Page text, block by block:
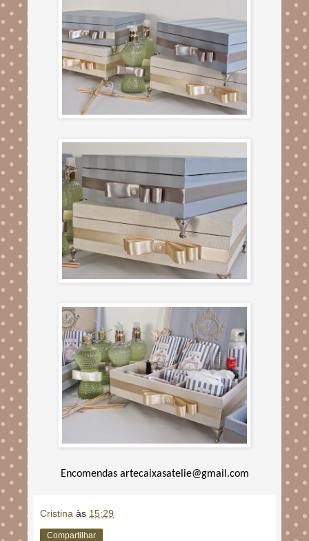
Encomendas artecaixasatelie@gmail.com
Cristina às 15:29
Compartilhar